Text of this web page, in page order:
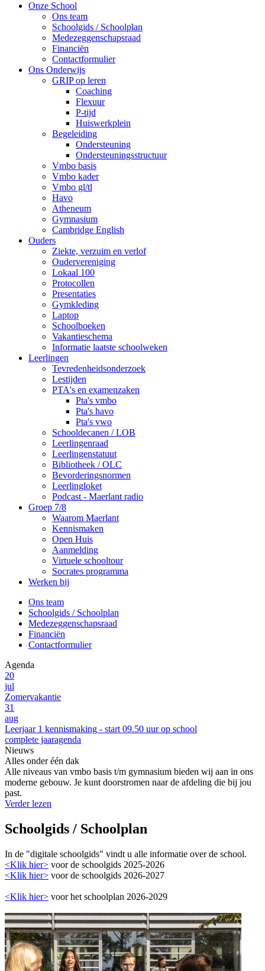
Onze School
Ons team
Schoolgids / Schoolplan
Medezeggenschapsraad
Financiën
Contactformulier
Ons Onderwijs
GRIP op leren
Coaching
Flexuur
P-tijd
Huiswerkplein
Begeleiding
Ondersteuning
Ondersteuningsstructuur
Vmbo basis
Vmbo kader
Vmbo gl/tl
Havo
Atheneum
Gymnasium
Cambridge English
Ouders
Ziekte, verzuim en verlof
Oudervereniging
Lokaal 100
Protocollen
Presentaties
Gymkleding
Laptop
Schoolboeken
Vakantieschema
Informatie laatste schoolweken
Leerlingen
Tevredenheidsonderzoek
Lestijden
PTA's en examenzaken
Pta's vmbo
Pta's havo
Pta's vwo
Schooldecanen / LOB
Leerlingenraad
Leerlingenstatuut
Bibliotheek / OLC
Bevorderingsnormen
Leerlingloket
Podcast - Maerlant radio
Groep 7/8
Waarom Maerlant
Kennismaken
Open Huis
Aanmelding
Virtuele schooltour
Socrates programma
Werken bij
Ons team
Schoolgids / Schoolplan
Medezeggenschapsraad
Financiën
Contactformulier
Agenda
20
jul
Zomervakantie
31
aug
Leerjaar 1 kennismaking - start 09.50 uur op school
complete jaaragenda
Nieuws
Alles onder één dak
Alle niveaus van vmbo basis t/m gymnasium bieden wij aan in ons
moderne gebouw. Je kunt doorstromen naar de afdeling die bij jou
past.
Verder lezen
Schoolgids / Schoolplan
In de "digitale schoolgids" vindt u alle informatie over de school.
<Klik hier> voor de schoolgids 2025-2026
<Klik hier> voor de schoolgids 2026-2027
<Klik hier> voor het schoolplan 2026-2029